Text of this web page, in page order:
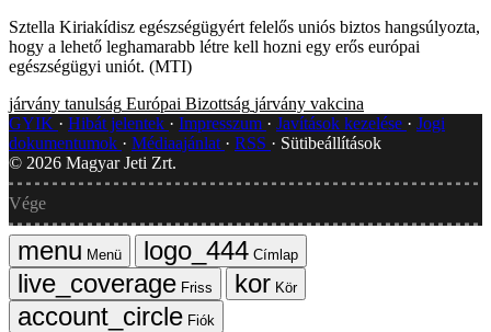
Sztella Kiriakídisz egészségügyért felelős uniós biztos hangsúlyozta,
hogy a lehető leghamarabb létre kell hozni egy erős európai
egészségügyi uniót. (MTI)
járvány tanulság Európai Bizottság járvány vakcina
GYIK
Hibát jelentek Impresszum Javítások kezelése
Jogi
dokumentumok
Médiaajánlat RSS
Sütibeállítások
© 2026 Magyar Jeti Zrt.
Vége
Menü
Címlap
Friss
Kör
Fiók